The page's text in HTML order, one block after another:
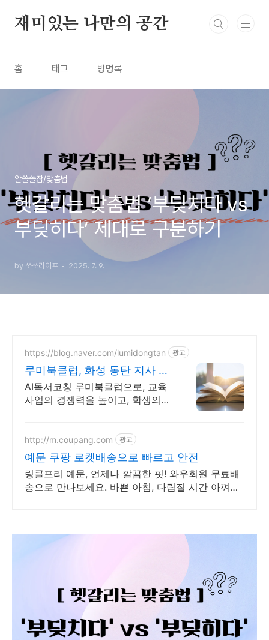
재미있는 나만의 공간
홈 태그 방명록
알쓸쓸잡/맞춤법
헷갈리는 맞춤법 ‘부딪치다 vs
부딪히다’ 제대로 구분하기
by 쏘쏘라이프 2025. 7. 9.
https://blog.naver.com/lumidongtan 광고
루미북클럽, 화성 동탄 지사 교
육사업의 기초 경쟁력
AI독서코칭 루미북클럽으로, 교육
사업의 경쟁력을 높이고, 학생의
http://m.coupang.com 광고
예문 쿠팡 로켓배송으로 빠르고 안전
링클프리 예문, 언제나 깔끔한 핏! 와우회원 무료배
송으로 만나보세요. 바쁜 아침, 다림질 시간 아껴줄